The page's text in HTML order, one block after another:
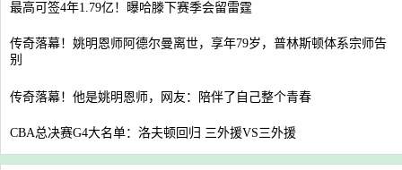
最高可签4年1.79亿！曝哈滕下赛季会留雷霆
传奇落幕！姚明恩师阿德尔曼离世，享年79岁，普林斯顿体系宗师告
别
传奇落幕！他是姚明恩师，网友：陪伴了自己整个青春
CBA总决赛G4大名单：洛夫顿回归 三外援VS三外援